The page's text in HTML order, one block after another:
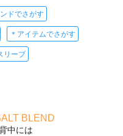
ドでさがす
＊アイテムでさがす
リーブ
BLEND
中には